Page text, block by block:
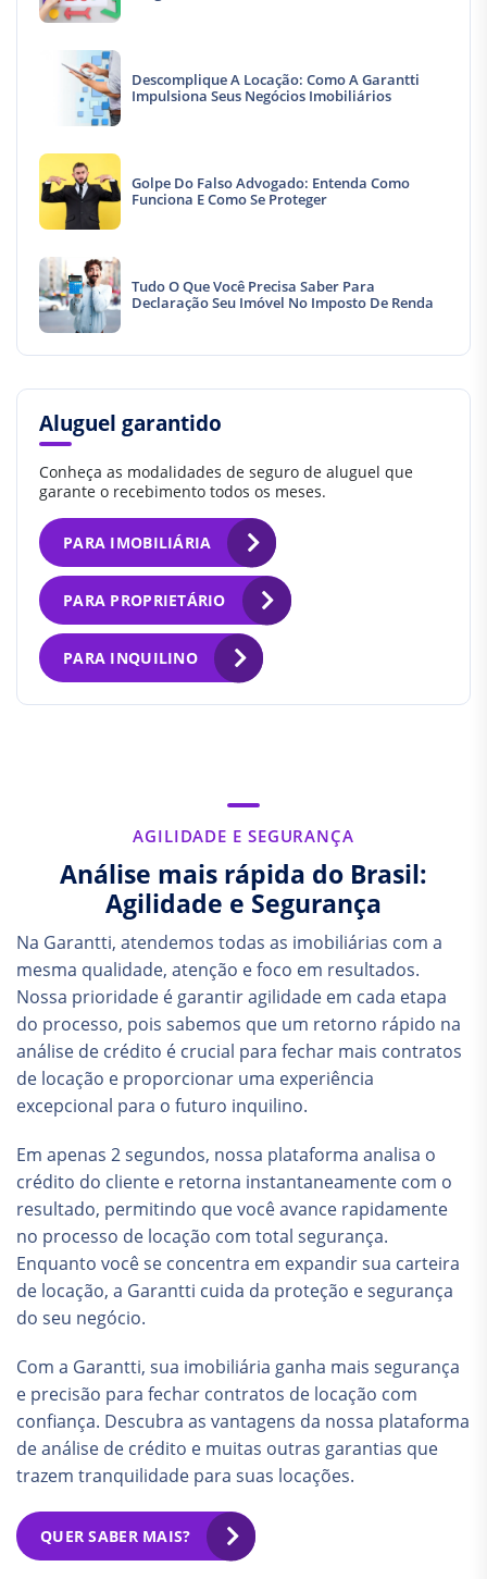
Descomplique A Locação: Como A Garantti
Impulsiona Seus Negócios Imobiliários
Golpe Do Falso Advogado: Entenda Como
Funciona E Como Se Proteger
Tudo O Que Você Precisa Saber Para
Declaração Seu Imóvel No Imposto De Renda
Aluguel garantido
Conheça as modalidades de seguro de aluguel que
garante o recebimento todos os meses.
PARA IMOBILIÁRIA
PARA PROPRIETÁRIO
PARA INQUILINO
AGILIDADE E SEGURANÇA
Análise mais rápida do Brasil:
Agilidade e Segurança
Na Garantti, atendemos todas as imobiliárias com a
mesma qualidade, atenção e foco em resultados.
Nossa prioridade é garantir agilidade em cada etapa
do processo, pois sabemos que um retorno rápido na
análise de crédito é crucial para fechar mais contratos
de locação e proporcionar uma experiência
excepcional para o futuro inquilino.
Em apenas 2 segundos, nossa plataforma analisa o
crédito do cliente e retorna instantaneamente com o
resultado, permitindo que você avance rapidamente
no processo de locação com total segurança.
Enquanto você se concentra em expandir sua carteira
de locação, a Garantti cuida da proteção e segurança
do seu negócio.
Com a Garantti, sua imobiliária ganha mais segurança
e precisão para fechar contratos de locação com
confiança. Descubra as vantagens da nossa plataforma
de análise de crédito e muitas outras garantias que
trazem tranquilidade para suas locações.
QUER SABER MAIS?